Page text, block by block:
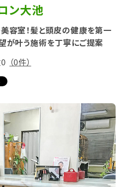
ン大池
容室！髪と頭皮の健康を第一
が叶う施術を丁寧にご提案
（0件）